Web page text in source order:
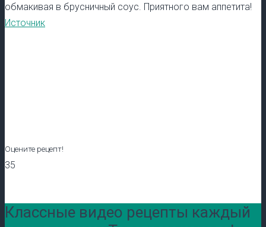
обмакивая в брусничный соус. Приятного вам аппетита!
Источник
Оцените рецепт!
35
Классные видео рецепты каждый